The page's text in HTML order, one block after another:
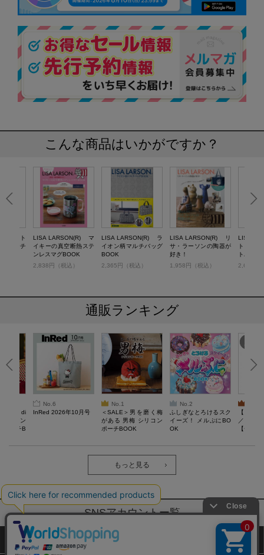
こんな商品はいかがですか？
ト
ポーチ
LISA LARSON(R) マ
イキーの真空断熱ステ
ンレスマグBOOK
2,838円（税込）
LISA LARSON(R) ラ
イオン柄マルチバッグ
BOOK
2,365円（税込）
LISA LARSON(R) リ
サ・ラーソンの陶器が
好き！
1,958円（税込）
LISA
トロバ
トバッグ
2,629円
通販ランキング
di
ティン
ポーチB
No.6
InRed 2026年10月号
No.1
＜SALE＞男を磨く梅
がある 男梅 シリコン
ポーチBOOK
No.2
ふしぎなとろけるスク
イーズ！ メルぷにBO
OK
【
／Lサイ
【一般
ウェア
もっと見る
SNSアカウントー覧
サイトマップ